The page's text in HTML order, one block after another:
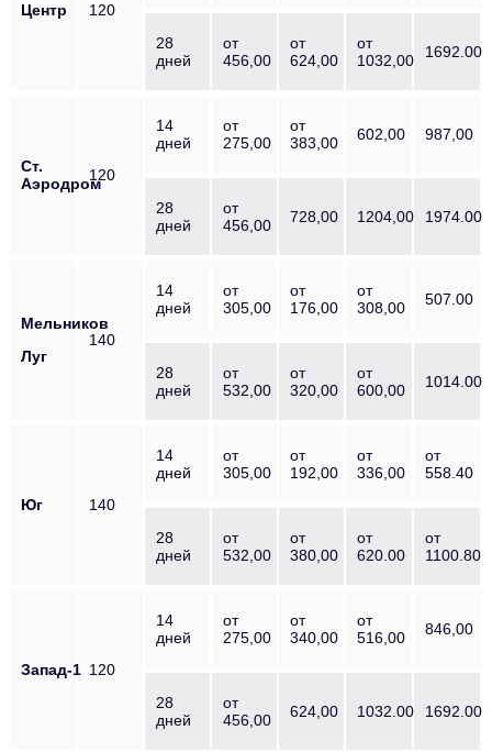
Центр 120
28
дней
от
456,00
от
624,00
от
1032,00
1692.00
Ст.
Аэродром120
14
дней
от
275,00
от
383,00
602,00 987,00
28
дней
от
456,00
728,00 1204,00 1974.00
Мельников
Луг
140
14
дней
от
305,00
от
176,00
от
308,00
507.00
28
дней
от
532,00
от
320,00
от
600,00
1014.00
Юг 140
14
дней
от
305,00
от
192,00
от
336,00
от
558.40
28
дней
от
532,00
от
380,00
от
620.00
от
1100.80
Запад-1 120
14
дней
от
275,00
от
340,00
от
516,00
846,00
28
дней
от
456,00
624,00 1032.00 1692.00